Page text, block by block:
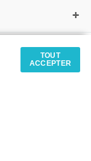
TOUT
ACCEPTER